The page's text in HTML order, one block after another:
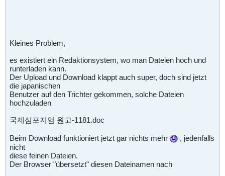
Kleines Problem,
es existiert ein Redaktionsystem, wo man Dateien hoch und
runterladen kann.
Der Upload und Download klappt auch super, doch sind jetzt
die japanischen
Benutzer auf den Trichter gekommen, solche Dateien
hochzuladen
국제심포지엄 원고-1181.doc
Beim Download funktioniert jetzt gar nichts mehr
, jedenfalls
nicht
diese feinen Dateien.
Der Browser "übersetzt" diesen Dateinamen nach